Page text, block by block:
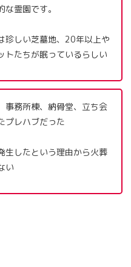
霊園です。
珍しい芝墓地、20年以上や
トたちが眠っているらしい
事務所棟、納骨堂、立ち会
プレハブだった
生したという理由から火葬
い